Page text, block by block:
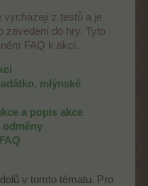
vycházejí z testů a je
zavedení do hry. Tyto
FAQ k akci.
mlýnské
a popis akce
odměny
v tomto tématu. Pro